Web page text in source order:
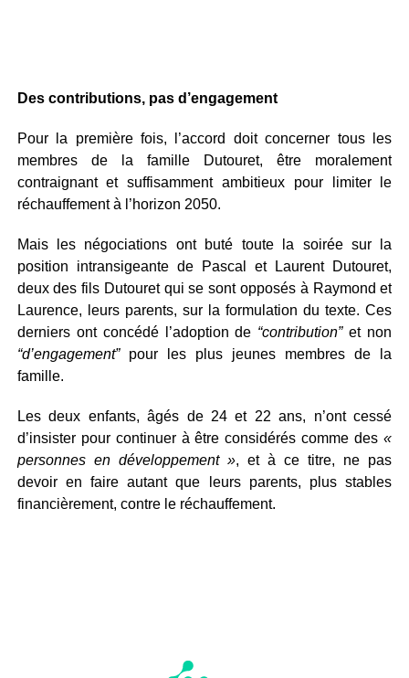
Des contributions, pas d’engagement
Pour la première fois, l’accord doit concerner tous les
membres de la famille Dutouret, être moralement
contraignant et suffisamment ambitieux pour limiter le
réchauffement à l’horizon 2050.
Mais les négociations ont buté toute la soirée sur la
position intransigeante de Pascal et Laurent Dutouret,
deux des fils Dutouret qui se sont opposés à Raymond et
Laurence, leurs parents, sur la formulation du texte. Ces
derniers ont concédé l’adoption de “contribution”et non
“d’engagement”pour les plus jeunes membres de la
famille.
Les deux enfants, âgés de 24 et 22 ans, n’ont cessé
d’insister pour continuer à être considérés comme des «
personnes en développement », et à ce titre, ne pas
devoir en faire autant que leurs parents, plus stables
financièrement, contre le réchauffement.